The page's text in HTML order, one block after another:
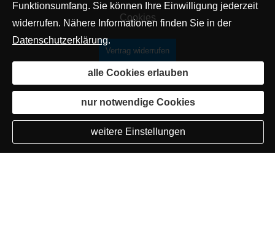
Cookies
Vertrag widerrufen
Funktionsumfang. Sie können Ihre Einwilligung jederzeit
widerrufen. Nähere Informationen finden Sie in der
Datenschutzerklärung.
alle Cookies erlauben
nur notwendige Cookies
weitere Einstellungen